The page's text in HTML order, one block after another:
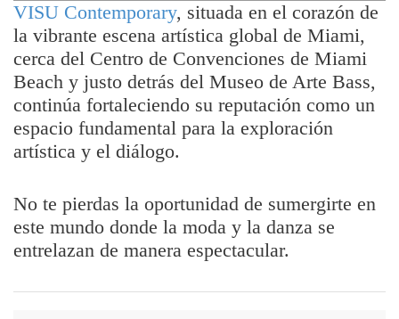
VISU Contemporary, situada en el corazón de
la vibrante escena artística global de Miami,
cerca del Centro de Convenciones de Miami
Beach y justo detrás del Museo de Arte Bass,
continúa fortaleciendo su reputación como un
espacio fundamental para la exploración
artística y el diálogo.
No te pierdas la oportunidad de sumergirte en
este mundo donde la moda y la danza se
entrelazan de manera espectacular.